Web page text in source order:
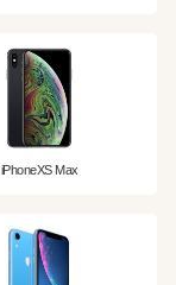
iPhoneXS Max